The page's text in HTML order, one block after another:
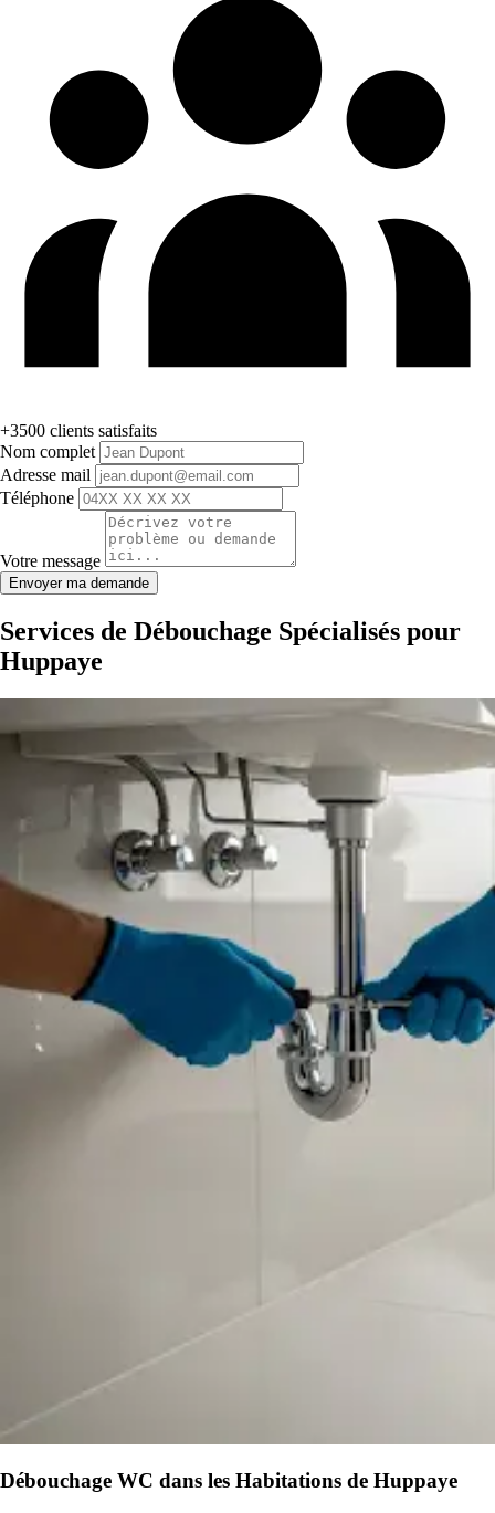
+3500 clients satisfaits
Nom complet
Adresse mail
Téléphone
Votre message
Envoyer ma demande
Services de Débouchage Spécialisés pour
Huppaye
Débouchage WC dans les Habitations de Huppaye